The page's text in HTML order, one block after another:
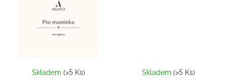
Skladem (>5 Ks) Skladem (>5 Ks)